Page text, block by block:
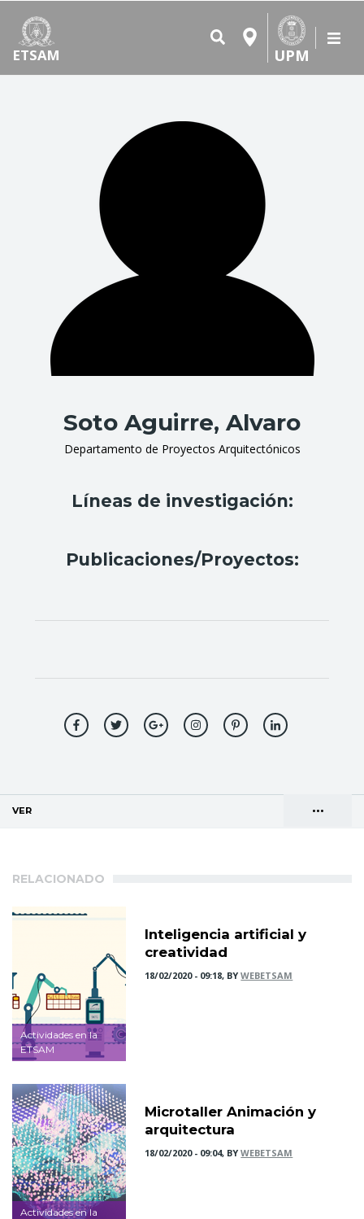
ETSAM UPM
Soto Aguirre, Alvaro
Departamento de Proyectos Arquitectónicos
Líneas de investigación:
Publicaciones/Proyectos:
•••
VER
RELACIONADO
Actividades en la
ETSAM
Inteligencia artificial y
creatividad
18/02/2020 - 09:18, BYWEBETSAM
Actividades en la
Microtaller Animación y
arquitectura
18/02/2020 - 09:04, BYWEBETSAM